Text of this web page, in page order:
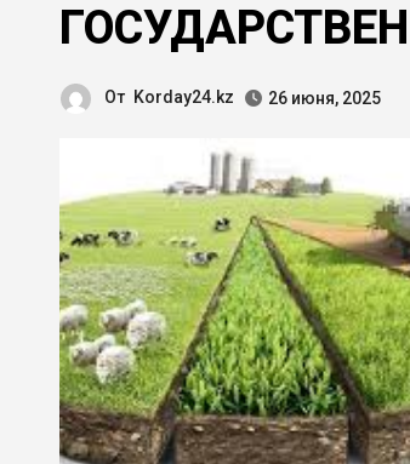
От Korday24.kz 26 июня, 2025